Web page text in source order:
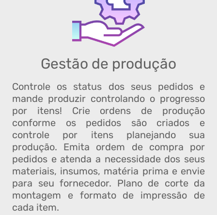
Gestão de produção
Controle os status dos seus pedidos e
mande produzir controlando o progresso
por itens! Crie ordens de produção
conforme os pedidos são criados e
controle por itens planejando sua
produção. Emita ordem de compra por
pedidos e atenda a necessidade dos seus
materiais, insumos, matéria prima e envie
para seu fornecedor. Plano de corte da
montagem e formato de impressão de
cada item.